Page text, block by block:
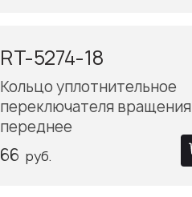
RT-5274-18
Кольцо уплотнительное
переключателя вращения
переднее
66 руб.